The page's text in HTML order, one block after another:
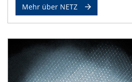
Mehr über NETZ